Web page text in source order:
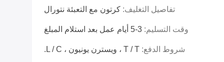
تفاصيل التغليف: كرتون مع التعبئة نتورال
وقت التسليم: 3-5 أيام عمل بعد استلام المبلغ
شروط الدفع: T / T ، ويسترن يونيون ، L / C.